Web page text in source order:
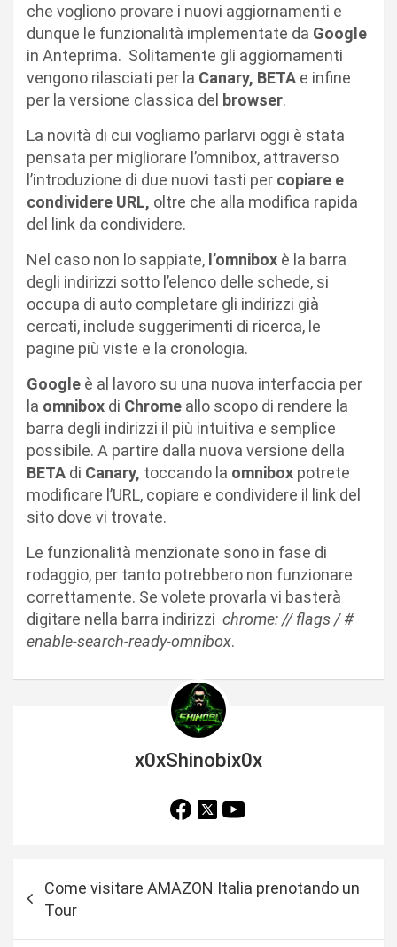
che vogliono provare i nuovi aggiornamenti e
dunque le funzionalità implementate da Google
in Anteprima. Solitamente gli aggiornamenti
vengono rilasciati per la Canary, BETA e infine
per la versione classica del browser.
La novità di cui vogliamo parlarvi oggi è stata
pensata per migliorare l’omnibox, attraverso
l’introduzione di due nuovi tasti per copiare e
condividere URL, oltre che alla modifica rapida
del link da condividere.
Nel caso non lo sappiate, l’omnibox è la barra
degli indirizzi sotto l’elenco delle schede, si
occupa di auto completare gli indirizzi già
cercati, include suggerimenti di ricerca, le
pagine più viste e la cronologia.
Google è al lavoro su una nuova interfaccia per
la omnibox di Chrome allo scopo di rendere la
barra degli indirizzi il più intuitiva e semplice
possibile. A partire dalla nuova versione della
BETA di Canary, toccando la omnibox potrete
modificare l’URL, copiare e condividere il link del
sito dove vi trovate.
Le funzionalità menzionate sono in fase di
rodaggio, per tanto potrebbero non funzionare
correttamente. Se volete provarla vi basterà
digitare nella barra indirizzi chrome: // flags / #
enable-search-ready-omnibox.
x0xShinobix0x
Come visitare AMAZON Italia prenotando un
Tour